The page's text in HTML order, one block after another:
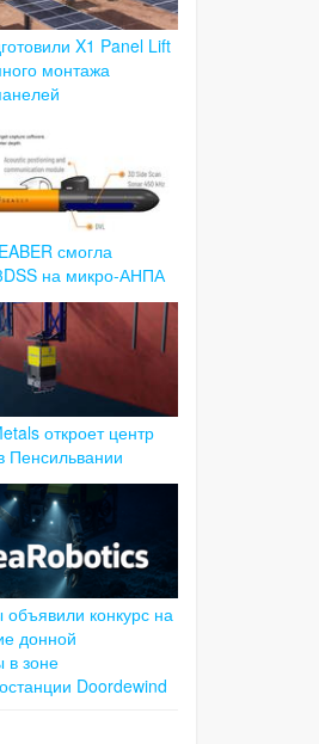
X1 Panel Lift
монтажа
смогла
на микро-АНПА
откроет центр
Пенсильвании
конкурс на
донной
в зоне
Doordewind